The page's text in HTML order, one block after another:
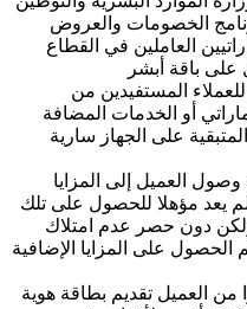
الخصومات والعروض
العاملين في القطاع
باقة أبشر
المستفيدين من
أو الخدمات المضافة
على الجهاز سارية
العميل إلى المزايا
يعد مؤهلا للحصول على تلك
ولكن دون حصر عدم امتلاك
الحصول على المزايا الإضافية
من العميل تقديم بطاقة هوية